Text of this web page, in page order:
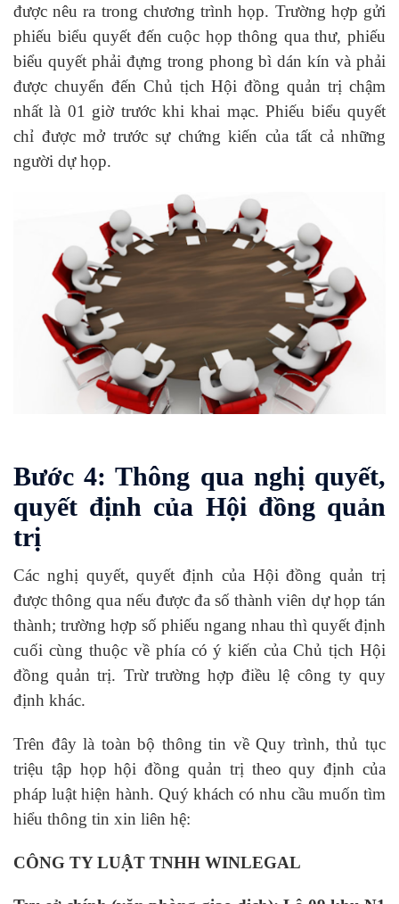
được nêu ra trong chương trình họp. Trường hợp gửi
phiếu biểu quyết đến cuộc họp thông qua thư, phiếu
biểu quyết phải đựng trong phong bì dán kín và phải
được chuyển đến Chủ tịch Hội đồng quản trị chậm
nhất là 01 giờ trước khi khai mạc. Phiếu biểu quyết
chỉ được mở trước sự chứng kiến của tất cả những
người dự họp.
Bước 4: Thông qua nghị quyết,
quyết định của Hội đồng quản
trị
Các nghị quyết, quyết định của Hội đồng quản trị
được thông qua nếu được đa số thành viên dự họp tán
thành; trường hợp số phiếu ngang nhau thì quyết định
cuối cùng thuộc về phía có ý kiến của Chủ tịch Hội
đồng quản trị. Trừ trường hợp điều lệ công ty quy
định khác.
Trên đây là toàn bộ thông tin về Quy trình, thủ tục
triệu tập họp hội đồng quản trị theo quy định của
pháp luật hiện hành. Quý khách có nhu cầu muốn tìm
hiểu thông tin xin liên hệ:
CÔNG TY LUẬT TNHH WINLEGAL